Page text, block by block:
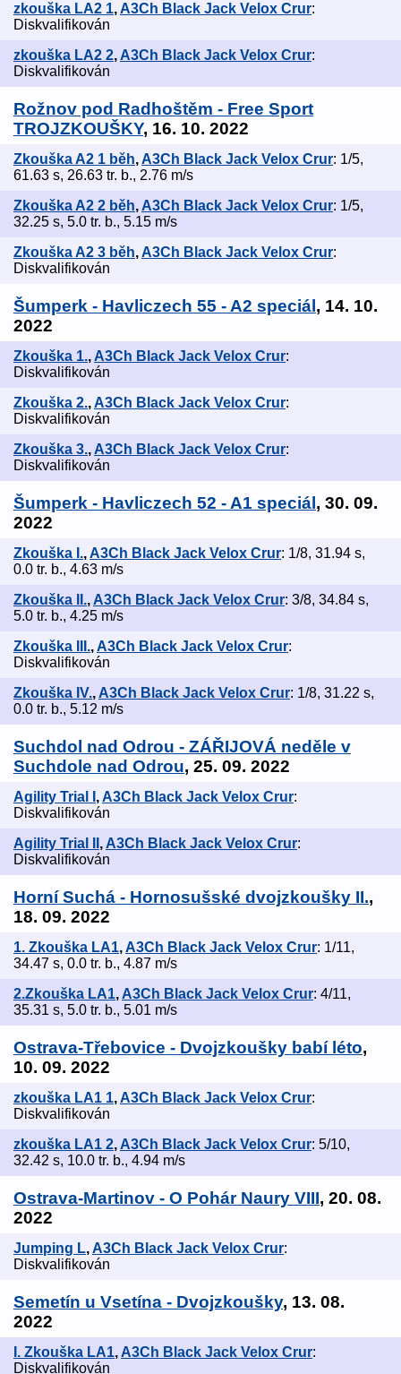
zkouška LA2 1,A3Ch Black Jack Velox Crur:
Diskvalifikován
zkouška LA2 2, A3Ch Black Jack Velox Crur:
Diskvalifikován
Rožnov pod Radhoštěm - Free Sport
TROJZKOUŠKY, 16. 10. 2022
Zkouška A2 1 běh,A3Ch Black Jack Velox Crur: 1/5,
61.63 s, 26.63 tr. b., 2.76 m/s
Zkouška A2 2 běh, A3Ch Black Jack Velox Crur: 1/5,
32.25 s, 5.0 tr. b., 5.15 m/s
Zkouška A2 3 běh,A3Ch Black Jack Velox Crur:
Diskvalifikován
Šumperk - Havliczech 55 - A2 speciál , 14. 10.
2022
Zkouška 1., A3Ch Black Jack Velox Crur:
Diskvalifikován
Zkouška 2.,A3Ch Black Jack Velox Crur:
Diskvalifikován
Zkouška 3., A3Ch Black Jack Velox Crur:
Diskvalifikován
Šumperk - Havliczech 52 - A1 speciál , 30. 09.
2022
Zkouška I.,A3Ch Black Jack Velox Crur: 1/8, 31.94 s,
0.0 tr. b., 4.63 m/s
Zkouška II., A3Ch Black Jack Velox Crur: 3/8, 34.84 s,
5.0 tr. b., 4.25 m/s
Zkouška III.,A3Ch Black Jack Velox Crur:
Diskvalifikován
Zkouška IV., A3Ch Black Jack Velox Crur: 1/8, 31.22 s,
0.0 tr. b., 5.12 m/s
Suchdol nad Odrou - ZÁŘIJOVÁ neděle v
Suchdole nad Odrou, 25. 09. 2022
Agility Trial I ,A3Ch Black Jack Velox Crur:
Diskvalifikován
Agility Trial II , A3Ch Black Jack Velox Crur:
Diskvalifikován
Horní Suchá - Hornosušské dvojzkoušky II.,
18. 09. 2022
1. Zkouška LA1,A3Ch Black Jack Velox Crur: 1/11,
34.47 s, 0.0 tr. b., 4.87 m/s
2.Zkouška LA1, A3Ch Black Jack Velox Crur: 4/11,
35.31 s, 5.0 tr. b., 5.01 m/s
Ostrava-Třebovice - Dvojzkoušky babí léto,
10. 09. 2022
zkouška LA1 1,A3Ch Black Jack Velox Crur:
Diskvalifikován
zkouška LA1 2, A3Ch Black Jack Velox Crur: 5/10,
32.42 s, 10.0 tr. b., 4.94 m/s
Ostrava-Martinov - O Pohár Naury VIII, 20. 08.
2022
Jumping L,A3Ch Black Jack Velox Crur:
Diskvalifikován
Semetín u Vsetína - Dvojzkoušky, 13. 08.
2022
I. Zkouška LA1, A3Ch Black Jack Velox Crur:
Diskvalifikován